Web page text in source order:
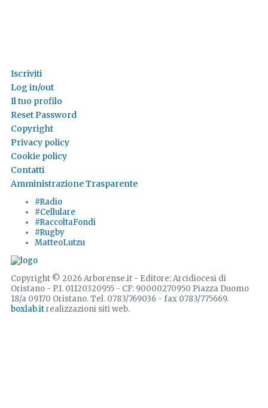
Iscriviti
Log in/out
Il tuo profilo
Reset Password
Copyright
Privacy policy
Cookie policy
Contatti
Amministrazione Trasparente
#Radio
#Cellulare
#RaccoltaFondi
#Rugby
MatteoLutzu
Copyright © 2026 Arborense.it - Editore: Arcidiocesi di
Oristano - P.I. 01120320955 - CF: 90000270950 Piazza Duomo
18/a 09170 Oristano. Tel. 0783/769036 - fax 0783/775669.
boxlab.itrealizzazioni siti web.